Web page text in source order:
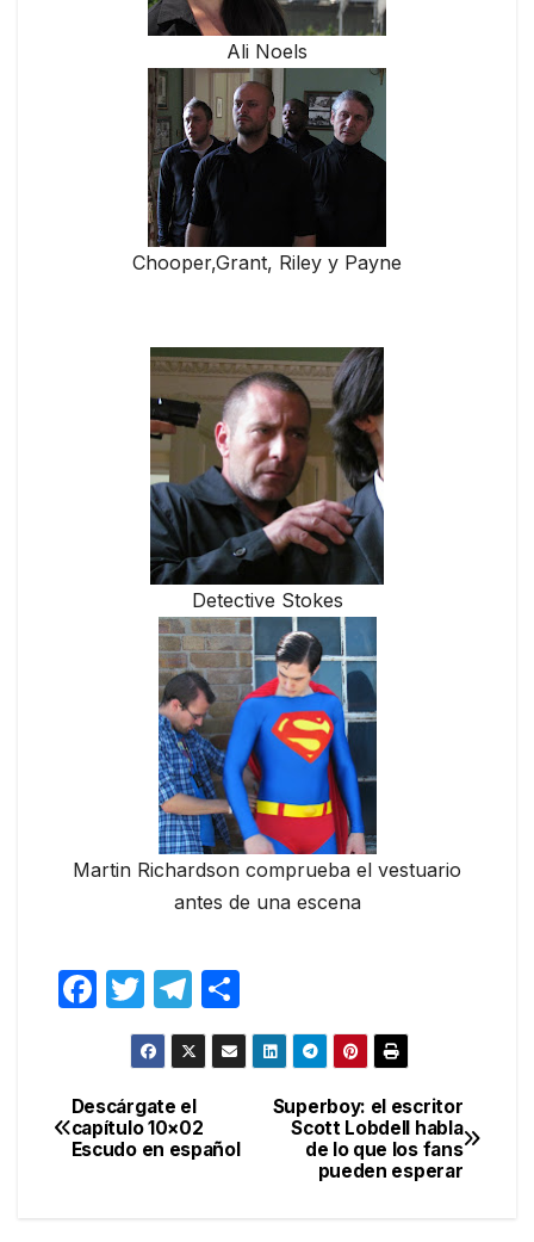
Ali Noels
Chooper,Grant, Riley y Payne
Detective Stokes
Martin Richardson comprueba el vestuario
antes de una escena
F
e
b
T
w
itt
er
T
el
e
gr
a
o
m
ar
Navegación
de
Superboy: el escritor
Scott Lobdell habla
de lo que los fans
pueden esperar
Descárgate el
capítulo 10×02
Escudo en español